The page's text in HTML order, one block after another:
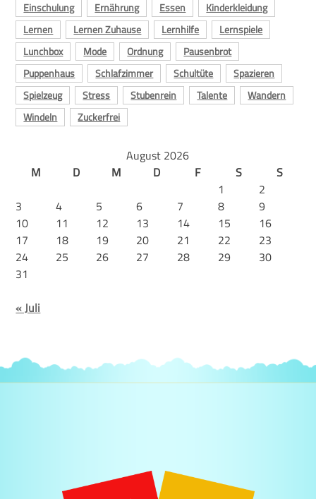
Einschulung
Ernährung Essen
Kinderkleidung
Lernen
Lernen Zuhause Lernhilfe
Lernspiele
Lunchbox
Mode Ordnung
Pausenbrot
Puppenhaus
Schlafzimmer Schultüte
Spazieren
Spielzeug
Stress Stubenrein Talente
Wandern
Windeln
Zuckerfrei
August 2026
M
D M D F S
S
1
2
3
4 5 6 7 8
9
10
11 12 13 14 15
16
17
18 19 20 21 22
23
24
25 26 27 28 29
30
31
« Juli